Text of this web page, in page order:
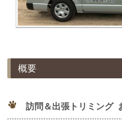
概要
訪問＆出張トリミング